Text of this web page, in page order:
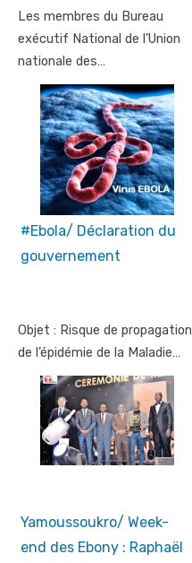
Les membres du Bureau
exécutif National de l’Union
nationale des…
#Ebola/ Déclaration du
gouvernement
Objet : Risque de propagation
de l’épidémie de la Maladie…
Yamoussoukro/ Week-
end des Ebony : Raphaël